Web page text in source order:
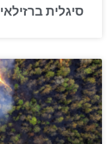
סיגלית ברזילאי